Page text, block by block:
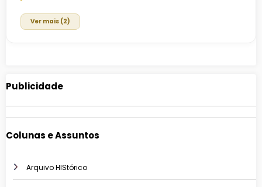
Ver mais (2)
Publicidade
Colunas e Assuntos
Arquivo HIStórico